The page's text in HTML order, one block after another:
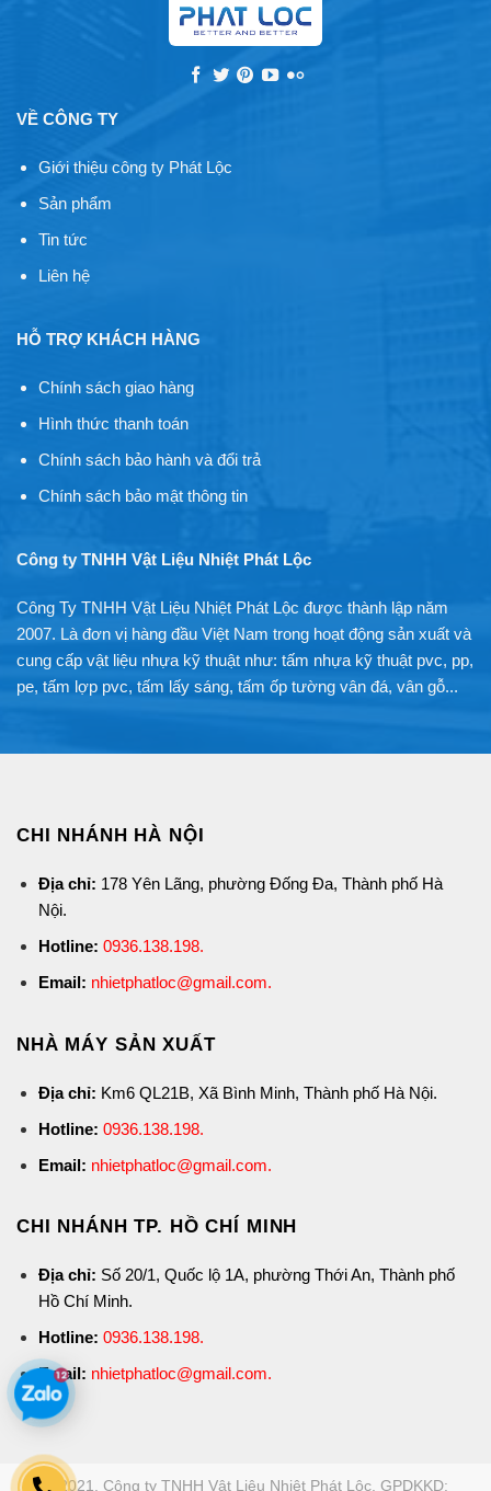
VỀ CÔNG TY
Giới thiệu công ty Phát Lộc
Sản phẩm
Tin tức
Liên hệ
HỖ TRỢ KHÁCH HÀNG
Chính sách giao hàng
Hình thức thanh toán
Chính sách bảo hành và đổi trả
Chính sách bảo mật thông tin
Công ty TNHH Vật Liệu Nhiệt Phát Lộc
Công Ty TNHH Vật Liệu Nhiệt Phát Lộc được thành lập năm
2007. Là đơn vị hàng đầu Việt Nam trong hoạt động sản xuất và
cung cấp vật liệu nhựa kỹ thuật như: tấm nhựa kỹ thuật pvc, pp,
pe, tấm lợp pvc, tấm lấy sáng, tấm ốp tường vân đá, vân gỗ...
CHI NHÁNH HÀ NỘI
Địa chỉ: 178 Yên Lãng, phường Đống Đa, Thành phố Hà
Nội.
Hotline: 0936.138.198.
Email: nhietphatloc@gmail.com.
NHÀ MÁY SẢN XUẤT
Địa chỉ: Km6 QL21B, Xã Bình Minh, Thành phố Hà Nội.
Hotline: 0936.138.198.
Email: nhietphatloc@gmail.com.
CHI NHÁNH TP. HỒ CHÍ MINH
Địa chỉ: Số 20/1, Quốc lộ 1A, phường Thới An, Thành phố
Hồ Chí Minh.
Hotline: 0936.138.198.
Email: nhietphatloc@gmail.com.
© 2021. Công ty TNHH Vật Liệu Nhiệt Phát Lộc. GPDKKD: